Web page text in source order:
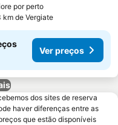
por pertoVer preços
km de Vergiate
Ver preços
dos sites de reserva
haver diferenças entre as
que estão disponíveis